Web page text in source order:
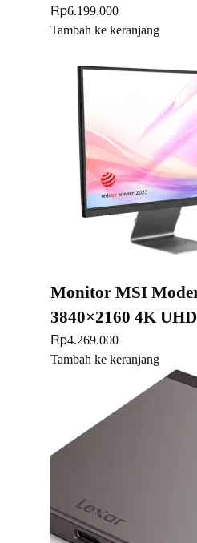
Rp6.199.000
Tambah ke keranjang
Monitor MSI
3840×2160 4K
Rp4.269.000
Tambah ke keranjang